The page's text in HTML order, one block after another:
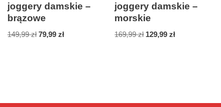
joggery damskie –
brązowe
149,99zł 79,99 zł
joggery damskie –
morskie
169,99zł 129,99zł